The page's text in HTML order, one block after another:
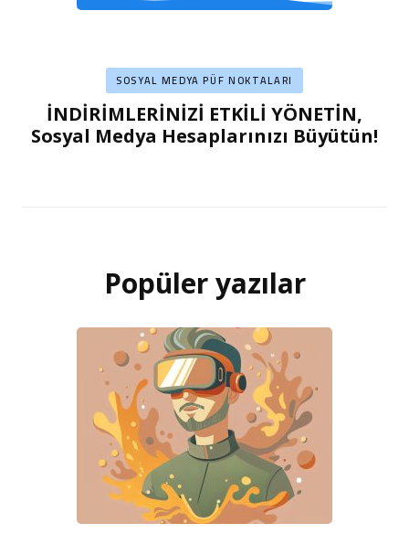
SOSYAL MEDYA PÜF NOKTALARI
İNDİRİMLERİNİZİ ETKİLİ YÖNETİN,
Sosyal Medya Hesaplarınızı Büyütün!
Popüler yazılar